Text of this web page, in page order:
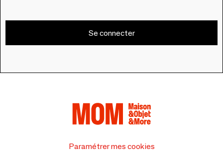
Se connecter
Paramétrer mes cookies